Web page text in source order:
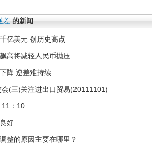
差 的新闻
亿美元 创历史高点
高将减轻人民币抛压
降 逆差难持续
(三)关注进出口贸易(20111101)
：10
好
整的原因主要在哪里？